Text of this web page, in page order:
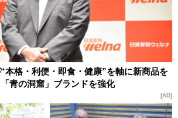
本格・利便・即食・健康”を軸に新商品を
青の洞窟」ブランドを強化
AD